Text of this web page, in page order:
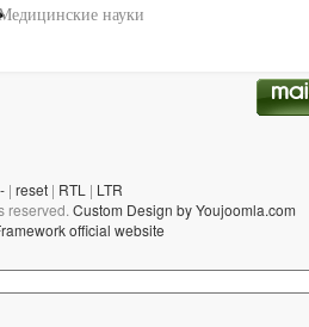
науки
- | reset | RTL | LTR
reserved. Custom Design by Youjoomla.com
official website